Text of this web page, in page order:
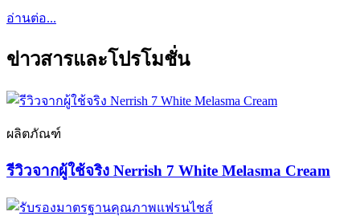
อ่านต่อ...
ข่าวสารและโปรโมชั่น
ผลิตภัณฑ์
รีวิวจากผู้ใช้จริง Nerrish 7 White Melasma Cream